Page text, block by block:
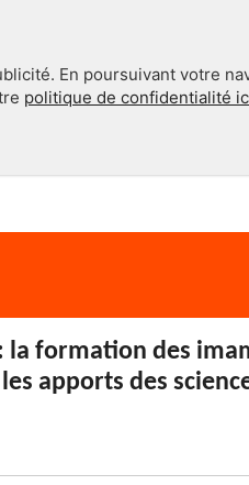
En poursuivant votre
politique de confidentialité
la formation des
apports des